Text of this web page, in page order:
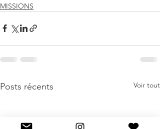
MISSIONS
Posts récents Voir tout